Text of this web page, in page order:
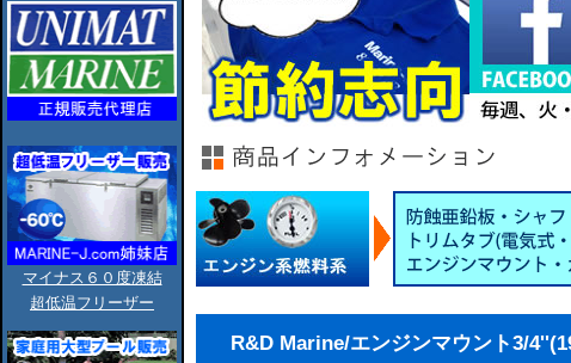
マイナス６０度凍結
超低温フリーザー
R&D Marine/エンジンマウント3/